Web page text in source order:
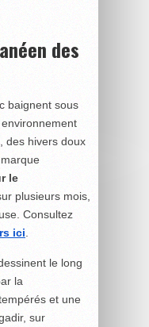
des
baignent sous
des hivers doux
le
plusieurs mois,
Consultez
ici
le long
la
et une
sur